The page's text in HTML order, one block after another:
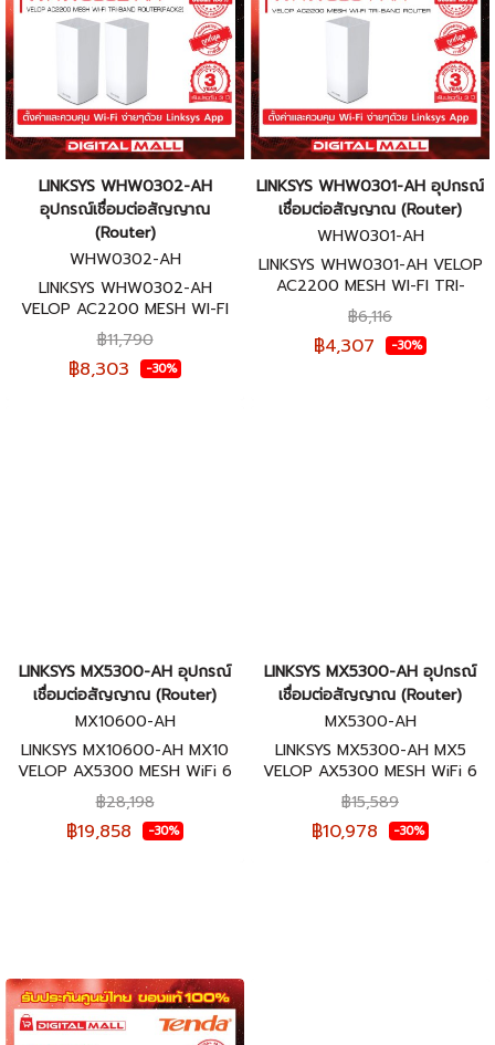
LINKSYS WHW0302-AH
อุปกรณ์เชื่อมต่อสัญญาณ
(Router)
WHW0302-AH
LINKSYS WHW0302-AH
VELOP AC2200 MESH WI-FI
TRI-BAND ROUTER (PACK2)
รับประกันศูนย์ไทย 3 ปี
฿11,790
฿8,303 -30%
LINKSYS WHW0301-AH อุปกรณ์
เชื่อมต่อสัญญาณ (Router)
WHW0301-AH
LINKSYS WHW0301-AH VELOP
AC2200 MESH WI-FI TRI-
BAND ROUTER รับประกันศูนย์
ไทย 3 ปี
฿6,116
฿4,307 -30%
LINKSYS MX5300-AH อุปกรณ์
เชื่อมต่อสัญญาณ (Router)
MX10600-AH
LINKSYS MX10600-AH MX10
VELOP AX5300 MESH WiFi 6
SYSTEM TRI-BAND ROUTER รับ
ประกันศูนย์ไทย 3 ปี
฿28,198
฿19,858 -30%
LINKSYS MX5300-AH อุปกรณ์
เชื่อมต่อสัญญาณ (Router)
MX5300-AH
LINKSYS MX5300-AH MX5
VELOP AX5300 MESH WiFi 6
SYSTEM TRI-BAND ROUTER รับ
ประกันศูนย์ไทย 3 ปี
฿15,589
฿10,978 -30%